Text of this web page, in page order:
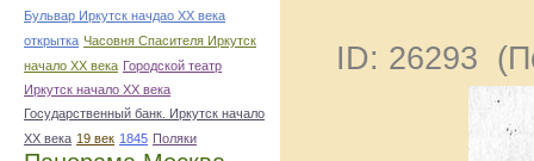
Бульвар Иркутск начдао ХХ века
открытка Часовня Спасителя Иркутск
начало ХХ века Городской театр
Иркутск начало ХХ века
Государственный банк. Иркутск начало
ХХ века 19 век 1845 Поляки
ID: 26293